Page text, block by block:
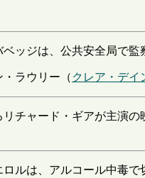
ッジは、公共安全局で
ラウリー（ クレア・デイ
チャード・ギアが主演
ルは、アルコール中毒